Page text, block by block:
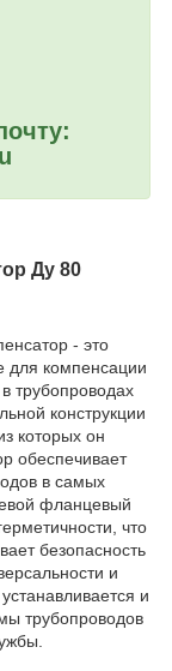
Ду 80
- это
для компенсации
трубопроводах
конструкции
которых он
обеспечивает
в самых
фланцевый
что
безопасность
и
и
трубопроводов